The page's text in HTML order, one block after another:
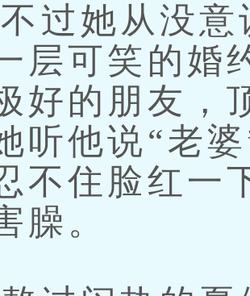
过她从没意
层可笑的婚
好的朋友，
听他说“老
不住脸红一
臊。